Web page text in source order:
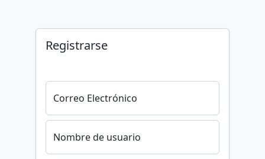
Registrarse
Correo Electrónico
Nombre de usuario